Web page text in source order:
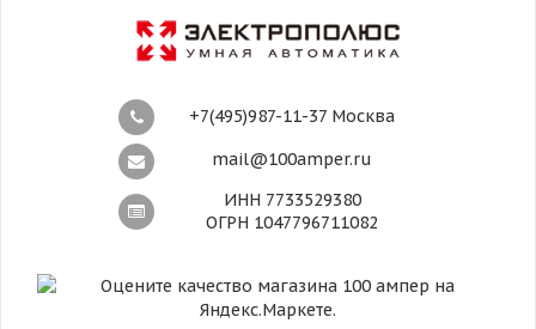
+7(495)987-11-37 Москва
mail@100amper.ru
ИНН 7733529380
ОГРН 1047796711082